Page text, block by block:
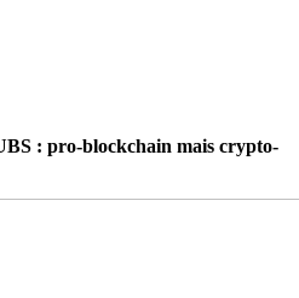
: pro-blockchain mais crypto-